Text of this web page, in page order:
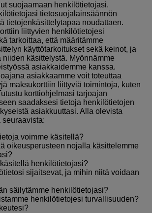
suojaamaan henkilötietojasi.
tietosuojalainsäännön
tietojenkäsittelytapaa noudattaen.
liittyvien henkilötietojesi
tarkoittaa, että määritämme
käyttötarkoitukset sekä keinot, ja
niiden käsittelystä. Myönnämme
asiakkaidemme kanssa.
asiakkaamme voit toteuttaa
maksukorttiin liittyviä toimintoja, kuten
korttiohjelmasi tarjoajan
saadaksesi tietoja henkilötietojen
asiakkuuttasi. Alla olevista
seuraavista:
voimme käsitellä?
oikeusperusteen nojalla käsittelemme
henkilötietojasi?
sijaitsevat, ja mihin niitä voidaan
säilytämme henkilötietojasi?
henkilötietojesi turvallisuuden?